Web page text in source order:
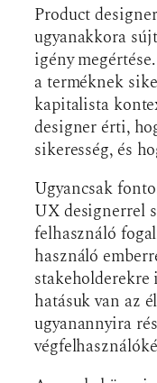
Product
ugyanakkora
igény
a terméknek
kapitalista
designer érti,
sikeresség, és
Ugyancsak
UX designerrel
felhasználó
használó
hatásuk van az
ugyanannyira